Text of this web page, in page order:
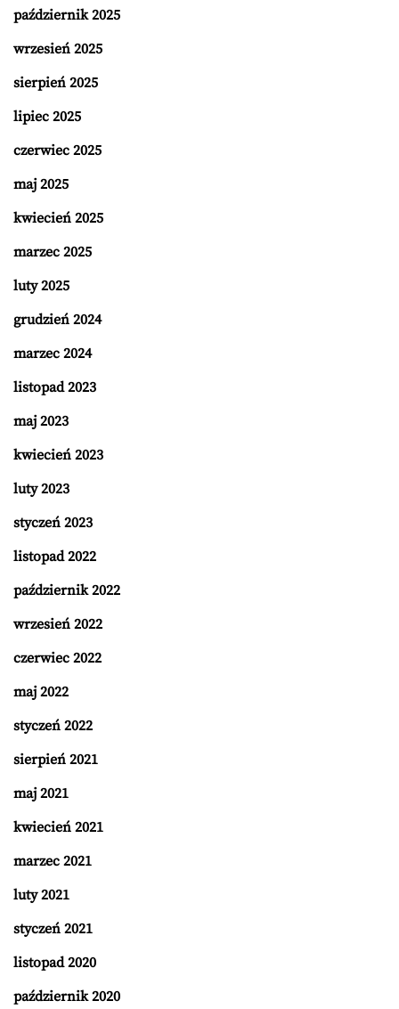
październik 2025
wrzesień 2025
sierpień 2025
lipiec 2025
czerwiec 2025
maj 2025
kwiecień 2025
marzec 2025
luty 2025
grudzień 2024
marzec 2024
listopad 2023
maj 2023
kwiecień 2023
luty 2023
styczeń 2023
listopad 2022
październik 2022
wrzesień 2022
czerwiec 2022
maj 2022
styczeń 2022
sierpień 2021
maj 2021
kwiecień 2021
marzec 2021
luty 2021
styczeń 2021
listopad 2020
październik 2020